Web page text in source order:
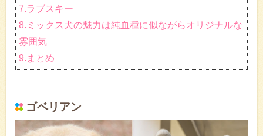
7.ラブスキー
8.ミックス犬の魅力は純血種に似ながらオリジナルな
雰囲気
9.まとめ
ゴベリアン